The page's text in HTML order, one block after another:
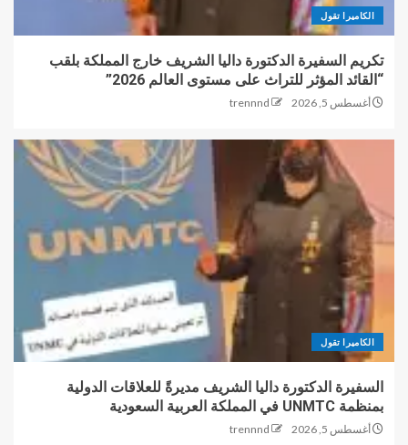
الكاميرا تقول
تكريم السفيرة الدكتورة داليا الشريف خارج المملكة بلقب
“القائد المؤثر للتراث على مستوى العالم 2026”
أغسطس 5, 2026 trennnd
الكاميرا تقول
السفيرة الدكتورة داليا الشريف مديرةً للعلاقات الدولية
بمنظمة UNMTC في المملكة العربية السعودية
أغسطس 5, 2026 trennnd